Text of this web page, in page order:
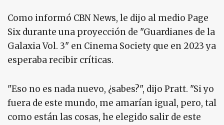
Como informó CBN News, le dijo al medio Page
Six durante una proyección de "Guardianes de la
Galaxia Vol. 3" en Cinema Society que en 2023 ya
esperaba recibir críticas.
"Eso no es nada nuevo, ¿sabes?", dijo Pratt. "Si yo
fuera de este mundo, me amarían igual, pero, tal
como están las cosas, he elegido salir de este